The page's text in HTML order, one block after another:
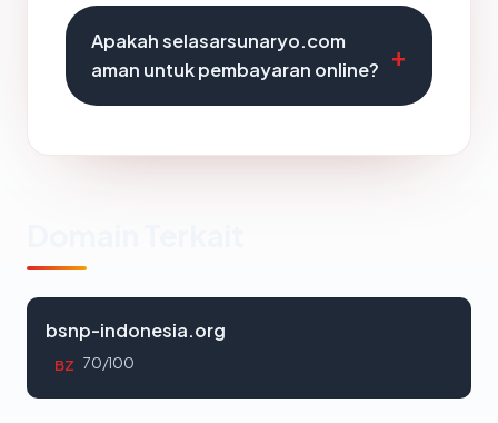
Apakah selasarsunaryo.com
aman untuk pembayaran online?
bsnp-indonesia.org
BZ 70/100